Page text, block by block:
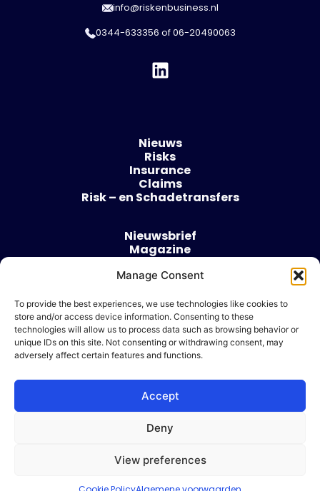
Manage Consent
To provide the best experiences, we use technologies like cookies to
store and/or access device information. Consenting to these
technologies will allow us to process data such as browsing behavior or
unique IDs on this site. Not consenting or withdrawing consent, may
adversely affect certain features and functions.
Accept
Deny
View preferences
info@riskenbusiness.nl
0344-633356 of06-20490063
Nieuws
Risks
Insurance
Claims
Risk – en Schadetransfers
Nieuwsbrief
Magazine
Over
Algemene voorwaarden
Cookie beleid
Ik wil adverteren
© 2026 Risk & Business
| Design & Development door